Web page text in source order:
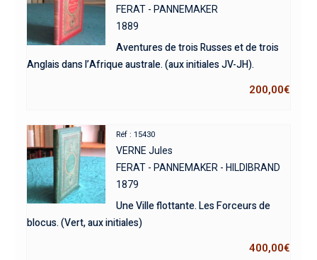
FERAT - PANNEMAKER
1889
Aventures de trois Russes et de trois
Anglais dans l’Afrique australe. (aux initiales JV-JH).
200,00€
Réf : 15430
VERNE Jules
FERAT - PANNEMAKER - HILDIBRAND
1879
Une Ville flottante. Les Forceurs de
blocus. (Vert, aux initiales)
400,00€